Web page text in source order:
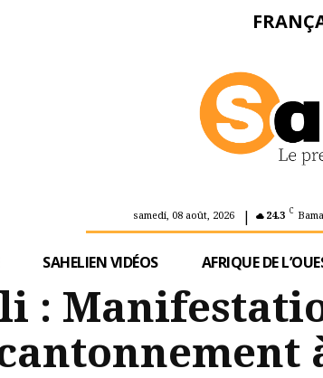
samedi, 08 août, 2026 | 24.3 C
SAHELIEN VIDÉOS AFRIQUE DE
: